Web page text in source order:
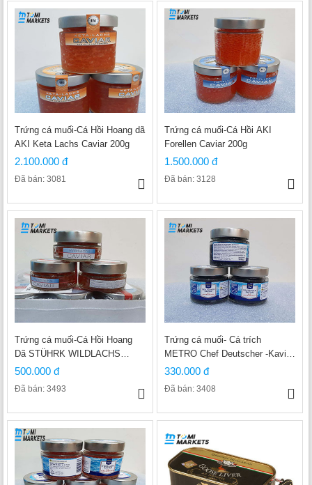
Trứng cá muối-Cá Hồi Hoang dã
AKI Keta Lachs Caviar 200g
2.100.000 đ
Đã bán: 3081
Trứng cá muối-Cá Hồi AKI
Forellen Caviar 200g
1.500.000 đ
Đã bán: 3128
Trứng cá muối-Cá Hồi Hoang
Dã STÜHRK WILDLACHS
CAVIAR- 50g
500.000 đ
Đã bán: 3493
Trứng cá muối- Cá trích
METRO Chef Deutscher -Kaviar
100g
330.000 đ
Đã bán: 3408